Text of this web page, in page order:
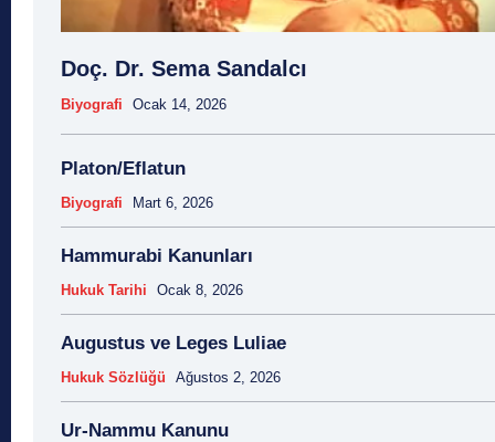
Doç. Dr. Sema Sandalcı
Biyografi Ocak 14, 2026
Platon/Eflatun
Biyografi Mart 6, 2026
Hammurabi Kanunları
Hukuk Tarihi Ocak 8, 2026
Augustus ve Leges Luliae
Hukuk Sözlüğü Ağustos 2, 2026
Ur-Nammu Kanunu